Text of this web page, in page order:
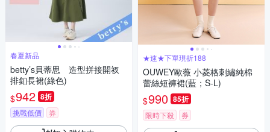
春夏新品
betty’s貝蒂思 造型拼接開衩
排釦長裙(綠色)
$942 8折
挑戰低價 券
★速★下單現折188
OUWEY歐薇 小菱格刺繡純棉
蕾絲短褲裙(藍；S-L)
$990 85折
限時下殺 券